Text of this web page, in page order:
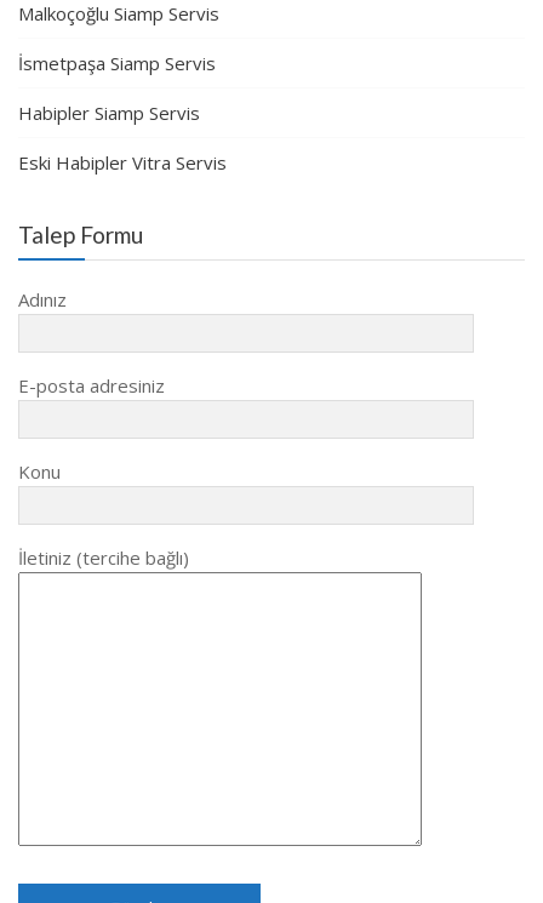
Malkoçoğlu Siamp Servis
İsmetpaşa Siamp Servis
Habipler Siamp Servis
Eski Habipler Vitra Servis
Talep Formu
Adınız
E-posta adresiniz
Konu
İletiniz (tercihe bağlı)